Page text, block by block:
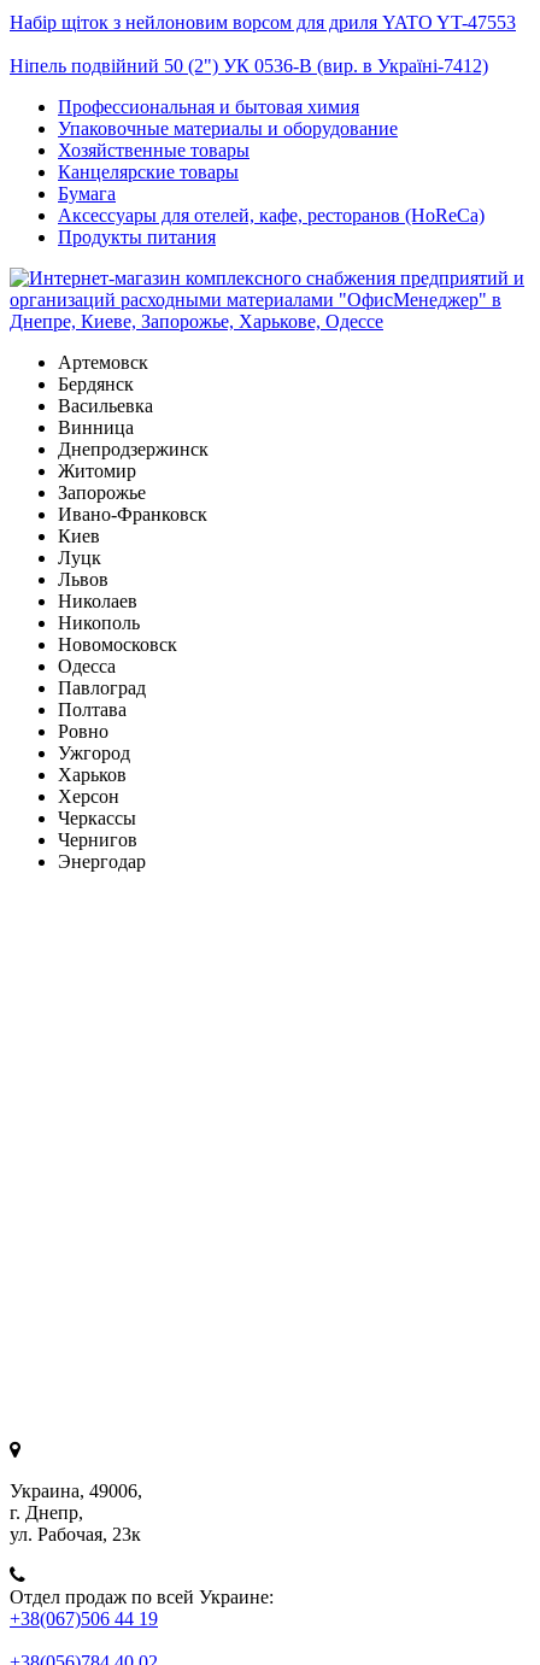
Набір щіток з нейлоновим ворсом для дриля YATO YT-47553
Ніпель подвійний 50 (2") УК 0536-В (вир. в Україні-7412)
Профессиональная и бытовая химия
Упаковочные материалы и оборудование
Хозяйственные товары
Канцелярские товары
Бумага
Аксессуары для отелей, кафе, ресторанов (HoReCa)
Продукты питания
Артемовск
Бердянск
Васильевка
Винница
Днепродзержинск
Житомир
Запорожье
Ивано-Франковск
Киев
Луцк
Львов
Николаев
Никополь
Новомосковск
Одесса
Павлоград
Полтава
Ровно
Ужгород
Харьков
Херсон
Черкассы
Чернигов
Энергодар
Украина, 49006,
г. Днепр,
ул. Рабочая, 23к
Отдел продаж по всей Украине:
+38(067)506 44 19